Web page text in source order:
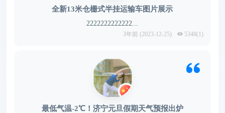
全新13米仓栅式半挂运输车图片展示
2222222222222...
3年前 (2023-12-25) 5348(1)
最低气温-2℃！济宁元旦假期天气预报出炉